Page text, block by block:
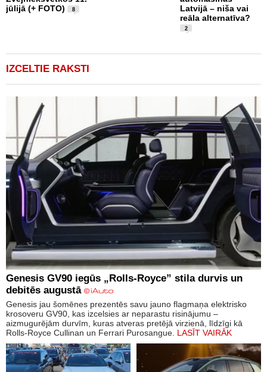
jūlijā (+ FOTO)
8
Latvijā – niša vai
reāla alternatīva?
2
IZCELTIE RAKSTI
Genesis GV90 iegūs „Rolls-Royce” stila durvis un
debitēs augustā
Genesis jau šomēnes prezentēs savu jauno flagmaņa elektrisko
krosoveru GV90, kas izcelsies ar neparastu risinājumu –
aizmugurējām durvīm, kuras atveras pretējā virzienā, līdzīgi kā
Rolls-Royce Cullinan un Ferrari Purosangue. LASĪT VAIRĀK